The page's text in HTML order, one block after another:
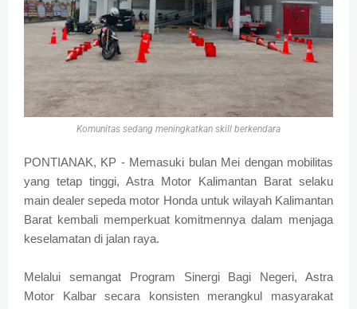
Komunitas sedang meningkatkan skill berkendara
PONTIANAK, KP - Memasuki bulan Mei dengan mobilitas
yang tetap tinggi, Astra Motor Kalimantan Barat selaku
main dealer sepeda motor Honda untuk wilayah Kalimantan
Barat kembali memperkuat komitmennya dalam menjaga
keselamatan di jalan raya.
Melalui semangat Program Sinergi Bagi Negeri, Astra
Motor Kalbar secara konsisten merangkul masyarakat